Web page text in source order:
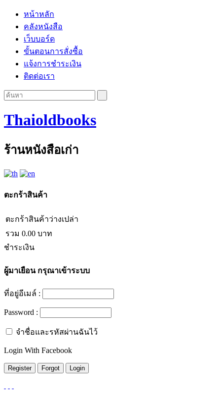
หน้าหลัก
คลังหนังสือ
เว็บบอร์ด
ขั้นตอนการสั่งซื้อ
แจ้งการชำระเงิน
ติดต่อเรา
Thaioldbooks
ร้านหนังสือเก่า
ตะกร้าสินค้า
ตะกร้าสินค้าว่างเปล่า
รวม 0.00 บาท
ชำระเงิน
ผู้มาเยือนกรุณาเข้าระบบ
ที่อยู่อีเมล์ :
Password :
จำชื่อและรหัสผ่านฉันไว้
Login With Facebook